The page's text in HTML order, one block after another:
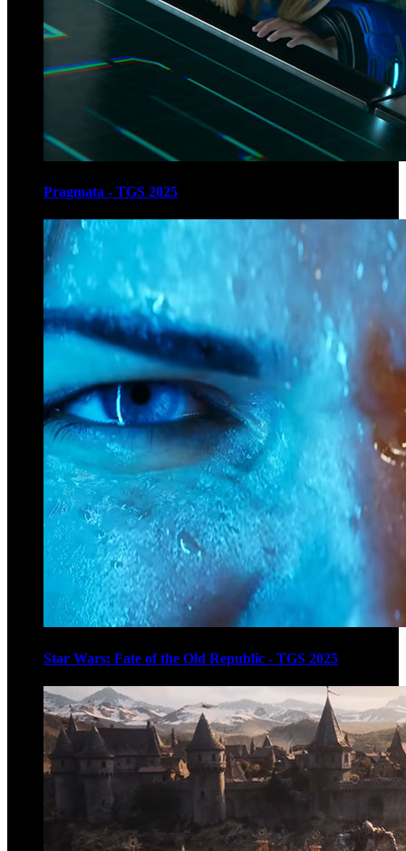
Pragmata - TGS 2025
Star Wars: Fate of the Old Republic - TGS 2025